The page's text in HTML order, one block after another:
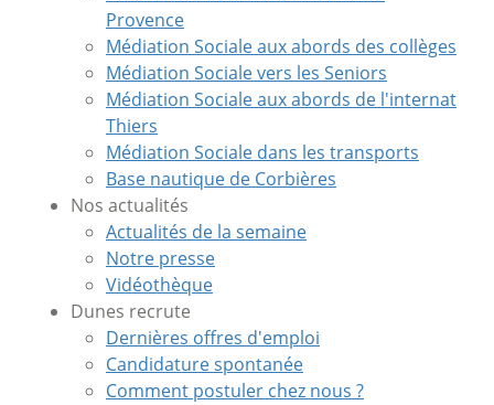
Provence
Médiation Sociale aux abords des collèges
Médiation Sociale vers les Seniors
Médiation Sociale aux abords de l'internat
Thiers
Médiation Sociale dans les transports
Base nautique de Corbières
Nos actualités
Actualités de la semaine
Notre presse
Vidéothèque
Dunes recrute
Dernières offres d'emploi
Candidature spontanée
Comment postuler chez nous ?